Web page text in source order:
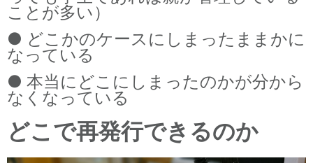
ことが多い）
● どこかのケースにしまったままかに
なっている
● 本当にどこにしまったのかが分から
なくなっている
どこで再発行できるのか